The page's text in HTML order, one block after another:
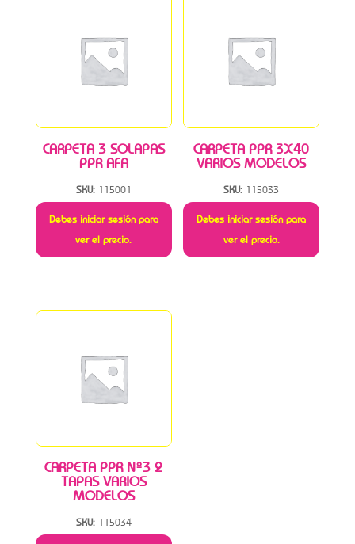
CARPETA 3 SOLAPAS
PPR AFA
SKU: 115001
Debes iniciar sesión para
ver el precio.
CARPETA PPR 3X40
VARIOS MODELOS
SKU: 115033
Debes iniciar sesión para
ver el precio.
CARPETA PPR Nº3 2
TAPAS VARIOS
MODELOS
SKU: 115034